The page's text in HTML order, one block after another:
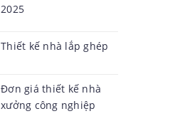
2025
Thiết kế nhà lắp ghép
Đơn giá thiết kế nhà
xưởng công nghiệp